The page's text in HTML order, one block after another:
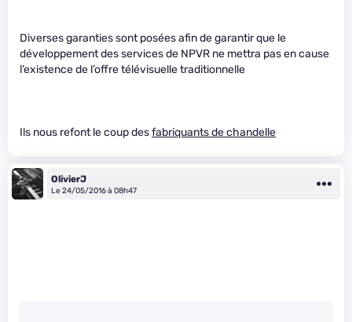
Diverses garanties sont posées afin de garantir que le
développement des services de NPVR ne mettra pas en cause
l’existence de l’offre télévisuelle traditionnelle
Ils nous refont le coup desfabriquants de chandelle
OlivierJ
Le 24/05/2016 à 08h47